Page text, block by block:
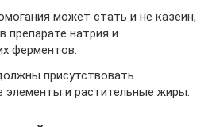
может стать и не казеин,
препарате натрия и
ферментов.
присутствовать
элементы и растительные жиры.